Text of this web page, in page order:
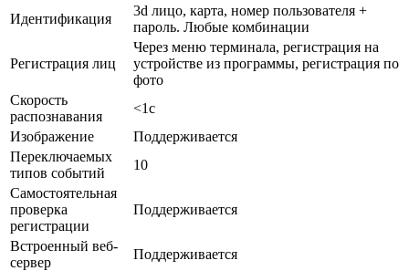
Идентификация
3d лицо, карта, номер пользователя +
пароль. Любые комбинации
Регистрация лиц
Через меню терминала, регистрация на
устройстве из программы, регистрация по
фото
Скорость
распознавания
<1с
Изображение
Поддерживается
Переключаемых
типов событий
10
Самостоятельная
проверка
регистрации
Поддерживается
Встроенный веб-
сервер
Поддерживается